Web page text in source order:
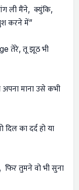
ली मैंने, क्युंकि,
करने में”
तेरे, तू झूठ भी
माना उसे कभी
का दर्द हो या
फिर तुमने वो भी सुना